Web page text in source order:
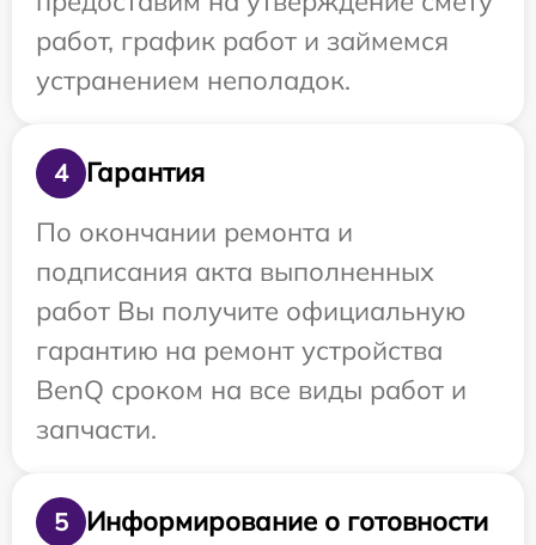
работ, график работ и займемся
устранением неполадок.
4
Гарантия
По окончании ремонта и
подписания акта выполненных
работ Вы получите официальную
гарантию на ремонт устройства
BenQ сроком на все виды работ и
запчасти.
5
Информирование о готовности